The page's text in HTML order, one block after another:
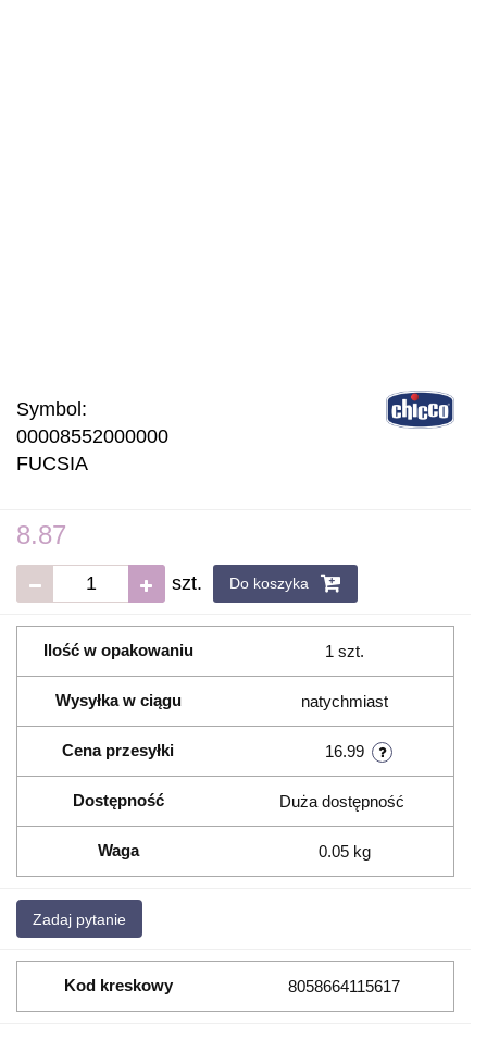
Symbol:
00008552000000
FUCSIA
8.87
szt. Do koszyka
Ilość w opakowaniu 1 szt.
Wysyłka w ciągu natychmiast
Cena przesyłki 16.99
Dostępność Duża dostępność
Waga 0.05 kg
Zadaj pytanie
Kod kreskowy 8058664115617